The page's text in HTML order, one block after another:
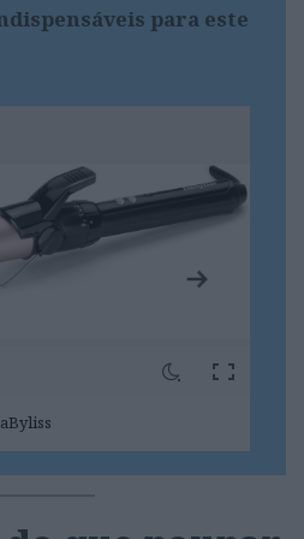
para este